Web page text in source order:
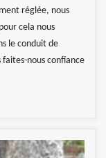
réglée, nous
cela nous
le conduit de
nous confiance